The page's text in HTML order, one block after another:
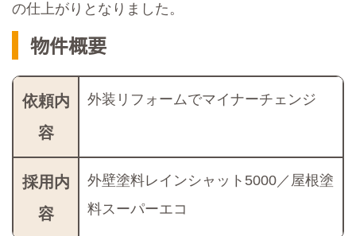
の仕上がりとなりました。
物件概要
依頼内
容
外装リフォームでマイナーチェンジ
採用内
容
外壁塗料レインシャット5000／屋根塗
料スーパーエコ